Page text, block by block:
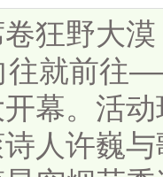
狂野大
往就前往
幕。活
诗人许巍